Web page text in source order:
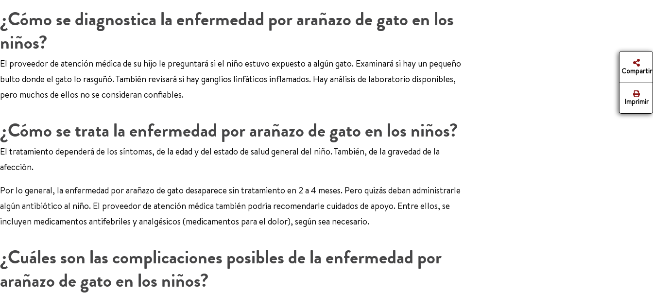
¿Cómo se diagnostica la enfermedad por arañazo de gato en los
niños?
El proveedor de atención médica de su hijo le preguntará si el niño estuvo expuesto a algún gato. Examinará si hay un pequeño
bulto donde el gato lo rasguñó. También revisará si hay ganglios linfáticos inflamados. Hay análisis de laboratorio disponibles,
pero muchos de ellos no se consideran confiables.
¿Cómo se trata la enfermedad por arañazo de gato en los niños?
El tratamiento dependerá de los síntomas, de la edad y del estado de salud general del niño. También, de la gravedad de la
afección.
Por lo general, la enfermedad por arañazo de gato desaparece sin tratamiento en 2 a 4 meses. Pero quizás deban administrarle
algún antibiótico al niño. El proveedor de atención médica también podría recomendarle cuidados de apoyo. Entre ellos, se
incluyen medicamentos antifebriles y analgésicos (medicamentos para el dolor), según sea necesario.
¿Cuáles son las complicaciones posibles de la enfermedad por
arañazo de gato en los niños?
Compartir
Imprimir